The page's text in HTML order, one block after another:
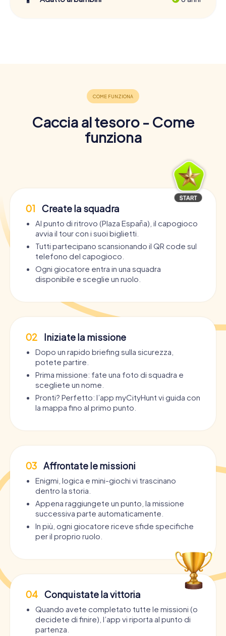
Caccia al tesoro - Come
funziona
01 Create la squadra
Al punto di ritrovo (Plaza España), il capogioco
avvia il tour con i suoi biglietti.
Tutti partecipano scansionando il QR code sul
telefono del capogioco.
Ogni giocatore entra in una squadra
disponibile e sceglie un ruolo.
02 Iniziate la missione
Dopo un rapido briefing sulla sicurezza,
potete partire.
Prima missione: fate una foto di squadra e
scegliete un nome.
Pronti? Perfetto: l’app myCityHunt vi guida con
la mappa fino al primo punto.
03 Affrontate le missioni
Enigmi, logica e mini-giochi vi trascinano
dentro la storia.
Appena raggiungete un punto, la missione
successiva parte automaticamente.
In più, ogni giocatore riceve sfide specifiche
per il proprio ruolo.
04 Conquistate la vittoria
Quando avete completato tutte le missioni (o
decidete di finire), l’app vi riporta al punto di
partenza.